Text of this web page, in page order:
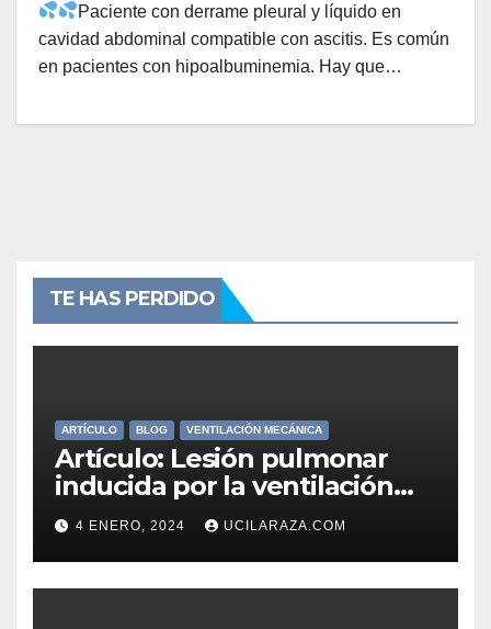
Paciente con derrame pleural y líquido en
cavidad abdominal compatible con ascitis. Es común
en pacientes con hipoalbuminemia. Hay que…
TE HAS PERDIDO
ARTÍCULO BLOG VENTILACIÓN MECÁNICA
Artículo: Lesión pulmonar
inducida por la ventilación
mecánica: ¿un caso para un
paraguas más grande?
4 ENERO, 2024 UCILARAZA.COM